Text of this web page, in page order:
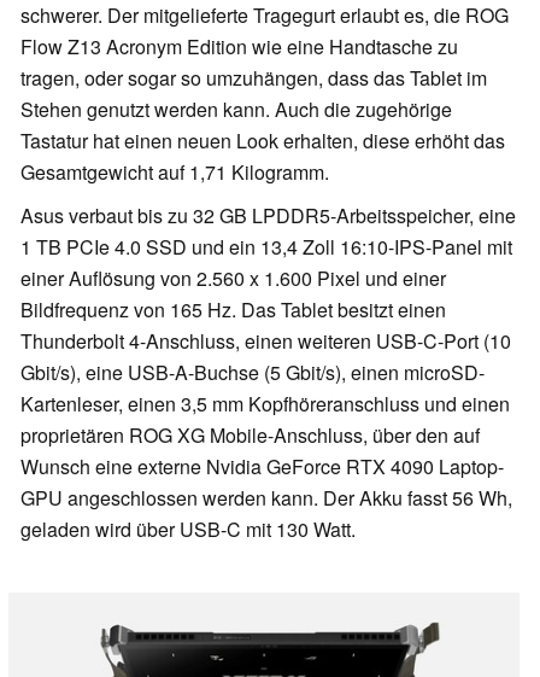
schwerer. Der mitgelieferte Tragegurt erlaubt es, die ROG
Flow Z13 Acronym Edition wie eine Handtasche zu
tragen, oder sogar so umzuhängen, dass das Tablet im
Stehen genutzt werden kann. Auch die zugehörige
Tastatur hat einen neuen Look erhalten, diese erhöht das
Gesamtgewicht auf 1,71 Kilogramm.
Asus verbaut bis zu 32 GB LPDDR5-Arbeitsspeicher, eine
1 TB PCIe 4.0 SSD und ein 13,4 Zoll 16:10-IPS-Panel mit
einer Auflösung von 2.560 x 1.600 Pixel und einer
Bildfrequenz von 165 Hz. Das Tablet besitzt einen
Thunderbolt 4-Anschluss, einen weiteren USB-C-Port (10
Gbit/s), eine USB-A-Buchse (5 Gbit/s), einen microSD-
Kartenleser, einen 3,5 mm Kopfhöreranschluss und einen
proprietären ROG XG Mobile-Anschluss, über den auf
Wunsch eine externe Nvidia GeForce RTX 4090 Laptop-
GPU angeschlossen werden kann. Der Akku fasst 56 Wh,
geladen wird über USB-C mit 130 Watt.